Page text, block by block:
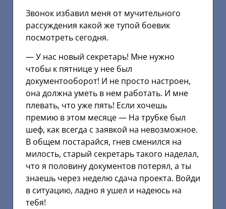
Звонок избавил меня от мучительного
рассуждения какой же тупой боевик
посмотреть сегодня.
— У нас новый секретарь! Мне нужно
чтобы к пятнице у нее был
документооборот! И не просто настроен,
она должна уметь в нем работать. И мне
плевать, что уже пять! Если хочешь
премию в этом месяце — На трубке был
шеф, как всегда с заявкой на невозможное.
В общем постарайся, гнев сменился на
милость, старый секретарь такого наделал,
что я половину документов потерял, а ты
знаешь через неделю сдача проекта. Войди
в ситуацию, ладно я ушел и надеюсь на
тебя!